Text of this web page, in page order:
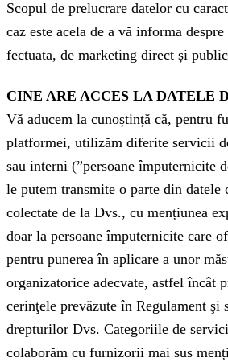
Scopul de prelucrare datelor cu
caz este acela de a vă informa despre
fectuata, de marketing direct și
CINE ARE ACCES LA DATELE
Vă aducem la cunoștință că, pentru
platformei, utilizăm diferite servicii
sau interni (”persoane împuternicite
le putem transmite o parte din datele
colectate de la Dvs., cu mențiunea
doar la persoane împuternicite care
pentru punerea în aplicare a unor
organizatorice adecvate, astfel încât
cerinţele prevăzute în Regulament şi
drepturilor Dvs. Categoriile de
colaborăm cu furnizorii mai sus